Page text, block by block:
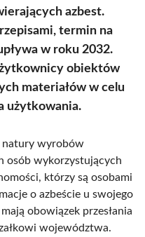
azbest.
termin na
w roku 2032.
obiektów
materiałów w celu
użytkowania.
natury wyrobów
osób wykorzystujących
którzy są osobami
o azbeście u swojego
obowiązek przesłania
województwa.